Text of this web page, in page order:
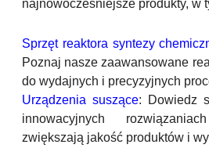
najnowocześniejsze produkty, w
Sprzęt reaktora syntezy
Poznaj nasze zaawansowane
do wydajnych i precyzyjnych
Urządzenia suszące: Dowiedz
innowacyjnych
zwiększają jakość produktów i